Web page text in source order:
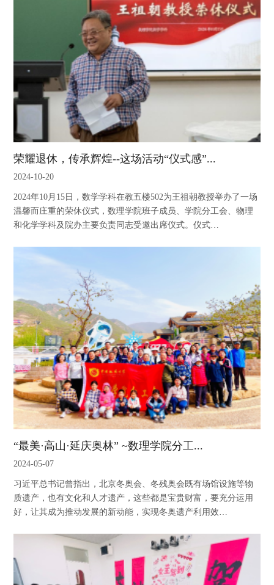
荣耀退休，传承辉煌--这场活动“仪式感”...
2024-10-20
2024年10月15日，数学学科在教五楼502为王祖朝教授举办了一场
温馨而庄重的荣休仪式，数理学院班子成员、学院分工会、物理
和化学学科及院办主要负责同志受邀出席仪式。仪式…
“最美·高山·延庆奥林” ~数理学院分工...
2024-05-07
习近平总书记曾指出，北京冬奥会、冬残奥会既有场馆设施等物
质遗产，也有文化和人才遗产，这些都是宝贵财富，要充分运用
好，让其成为推动发展的新动能，实现冬奥遗产利用效…